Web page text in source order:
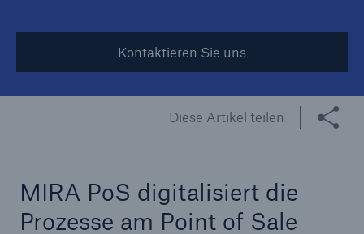
Kontaktieren Sie uns
Diese Artikel teilen
MIRA PoS digitalisiert die
Prozesse am Point of Sale
Reinsurance Property/Casualty
Marine Trend Radar 2025